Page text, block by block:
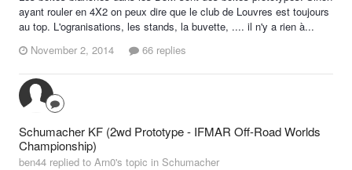
ayant rouler en 4X2 on peux dire que le club de Louvres est toujours
au top. L'ogranisations, les stands, la buvette, .... il n'y a rien à...
November 2, 2014
66 replies
Schumacher KF (2wd Prototype - IFMAR Off-Road Worlds
Championship)
ben44 replied to Arn0's topic in Schumacher